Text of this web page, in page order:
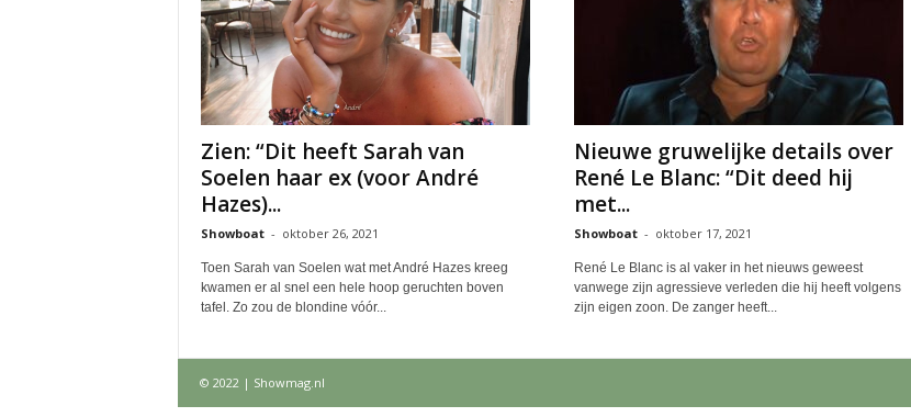
Zien: “Dit heeft Sarah van
Soelen haar ex (voor André
Hazes)...
Showboat - oktober 26, 2021
Toen Sarah van Soelen wat met André Hazes kreeg
kwamen er al snel een hele hoop geruchten boven
tafel. Zo zou de blondine vóór...
Nieuwe gruwelijke details over
René Le Blanc: “Dit deed hij
met...
Showboat - oktober 17, 2021
René Le Blanc is al vaker in het nieuws geweest
vanwege zijn agressieve verleden die hij heeft volgens
zijn eigen zoon. De zanger heeft...
© 2022 | Showmag.nl